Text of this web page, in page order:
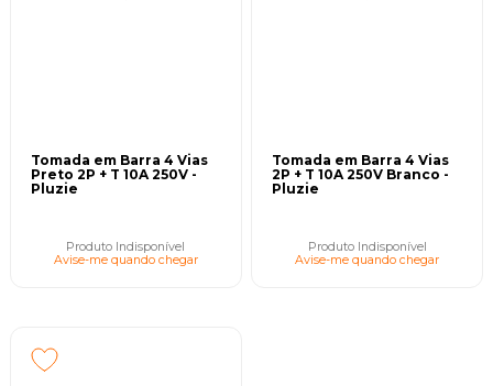
Tomada em Barra 4 Vias
Preto 2P + T 10A 250V -
Pluzie
Produto Indisponível
Avise-me quando chegar
Tomada em Barra 4 Vias
2P + T 10A 250V Branco -
Pluzie
Produto Indisponível
Avise-me quando chegar